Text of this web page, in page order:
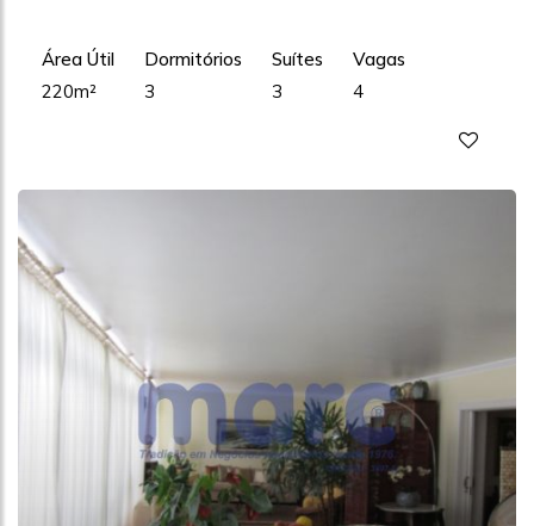
Área Útil
220m²
Dormitórios
3
Suítes
3
Vagas
4